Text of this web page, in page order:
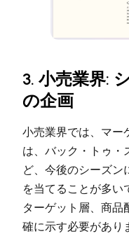
3. 小売業界:
の企画
小売業界では、マー
は、バック・トゥ・
ど、今後のシーズン
を当てることが多い
ターゲット層、商品
確に示す必要があり